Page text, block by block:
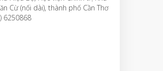
Cừ (nối dài), thành phố Cần Thơ
6250868